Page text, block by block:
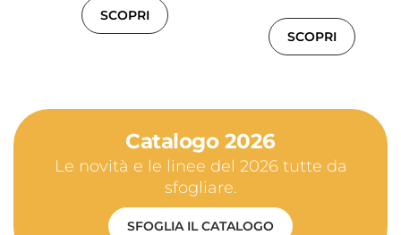
SCOPRI
SCOPRI
Catalogo 2026
Le novità e le linee del 2026 tutte da
sfogliare.
SFOGLIA IL CATALOGO